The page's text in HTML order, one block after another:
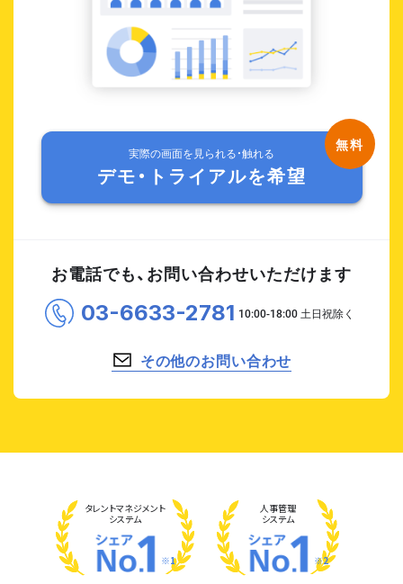
実際の画面を見られる・触れる
デモ・トライアルを希望
お電話でも、お問い合わせいただけます
03-6633-2781
その他のお問い合わせ
タレントマネジメント
システム
※1
人事管理
システム
※2